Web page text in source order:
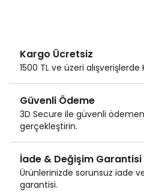
Kargo Ücretsiz
1500 TL ve üzeri
Güvenli Ödeme
3D Secure ile güvenli
gerçekleştirin.
İade & Değişim Garantisi
Ürünlerinizde sorunsuz iade
garantisi.